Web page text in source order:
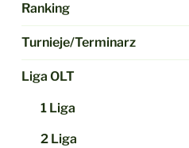
Ranking
Turnieje/Terminarz
Liga OLT
1 Liga
2 Liga